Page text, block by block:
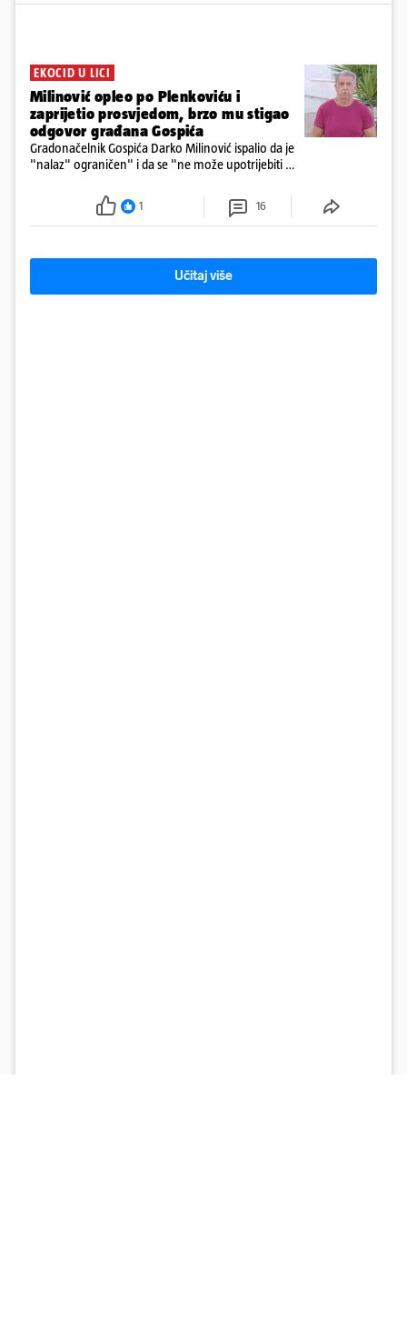
EKOCID U LICI
Milinović opleo po Plenkoviću i
zaprijetio prosvjedom, brzo mu stigao
odgovor građana Gospića
Gradonačelnik Gospića Darko Milinović ispalio da je
"nalaz" ograničen" i da se "ne može upotrijebiti za
ga je naručio Uskok i da je dio spisa
1 16
Učitaj više